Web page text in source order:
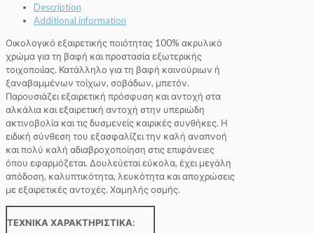
Description
Additional information
Οικολογικό εξαιρετικής ποιότητας 100% ακρυλικό
χρώμα για τη βαφή και προστασία εξωτερικής
τοιχοποιίας. Κατάλληλο για τη βαφή καινούριων ή
ξαναβαμμένων τοίχων, σοβάδων, μπετόν.
Παρουσιάζει εξαιρετική πρόσφυση και αντοχή στα
αλκάλια και εξαιρετική αντοχή στην υπεριώδη
ακτινοβολία και τις δυσμενείς καιρικές συνθήκες. Η
ειδική σύνθεση του εξασφαλίζει την καλή αναπνοή
και πολύ καλή αδιαβροχοποίηση στις επιφάνειες
όπου εφαρμόζεται. Δουλεύεται εύκολα, έχει μεγάλη
απόδοση, καλυπτικότητα, λευκότητα και αποχρώσεις
με εξαιρετικές αντοχές. Χαμηλής οσμής.
ΤΕΧΝΙΚΑ ΧΑΡΑΚΤΗΡΙΣΤΙΚΑ: